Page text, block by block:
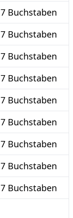
7 Buchstaben
7 Buchstaben
7 Buchstaben
7 Buchstaben
7 Buchstaben
7 Buchstaben
7 Buchstaben
7 Buchstaben
7 Buchstaben